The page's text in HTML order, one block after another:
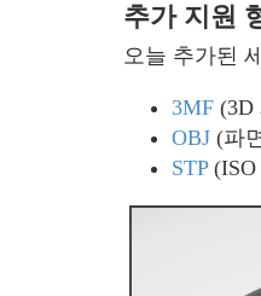
추가 지원
오늘 추가된
3MF (3D
OBJ (파
STP(ISO